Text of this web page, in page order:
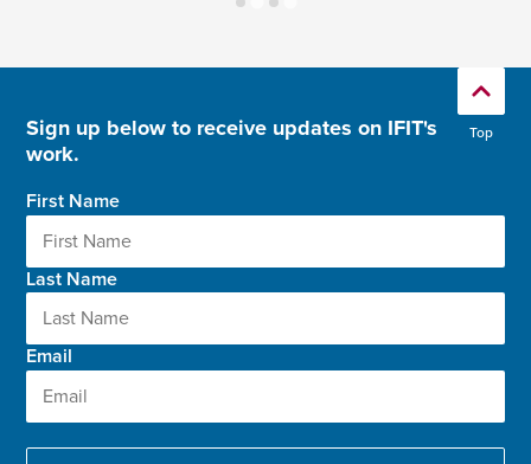
Top
Sign up below to receive updates on IFIT's
work.
First Name
Last Name
Email